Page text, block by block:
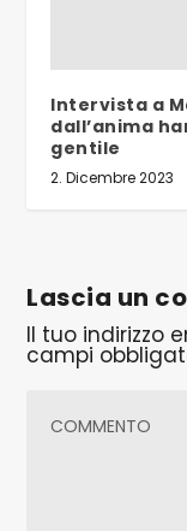
Intervista a
dall’anima
gentile
2. Dicembre 2023
Lascia un
Il tuo indirizzo
campi